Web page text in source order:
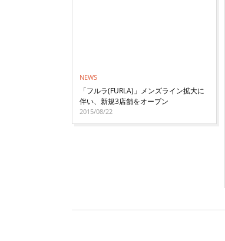
NEWS
「フルラ(FURLA)」メンズライン拡大に
伴い、新規3店舗をオープン
2015/08/22